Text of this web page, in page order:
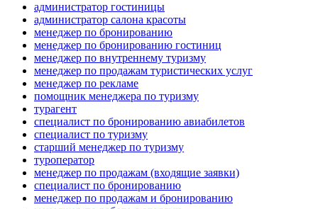
администратор гостиницы
администратор салона красоты
менеджер по бронированию
менеджер по бронированию гостиниц
менеджер по внутреннему туризму
менеджер по продажам туристических услуг
менеджер по рекламе
помощник менеджера по туризму
турагент
специалист по бронированию авиабилетов
специалист по туризму
старший менеджер по туризму
туроператор
менеджер по продажам (входящие заявки)
специалист по бронированию
менеджер по продажам и бронированию